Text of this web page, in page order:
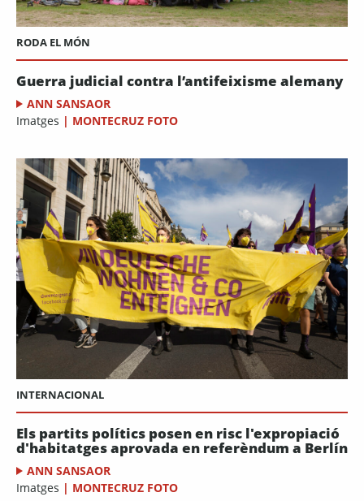
RODA EL MÓN
Guerra judicial contra l’antifeixisme alemany
ANN SANSAOR
Imatges | MONTECRUZ FOTO
INTERNACIONAL
Els partits polítics posen en risc l'expropiació
d'habitatges aprovada en referèndum a Berlín
ANN SANSAOR
Imatges | MONTECRUZ FOTO